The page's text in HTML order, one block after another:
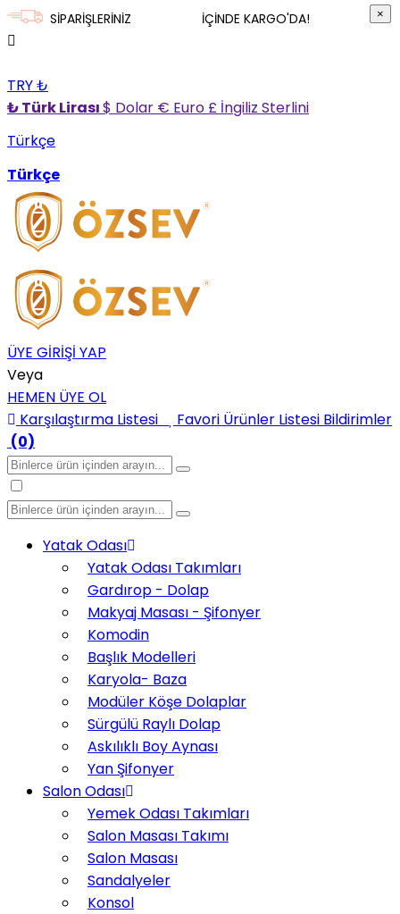
SİPARİŞLERİNİZ İÇİNDE KARGO'DA!
TRY ₺
₺ Türk Lirası$ Dolar € Euro £ İngiliz Sterlini
Türkçe
Türkçe
ÜYE GİRİŞİ YAP
Veya
HEMEN ÜYE OL
Karşılaştırma Listesi
Favori Ürünler Listesi Bildirimler
(0)
Yatak Odası
Yatak Odası Takımları
Gardırop - Dolap
Makyaj Masası - Şifonyer
Komodin
Başlık Modelleri
Karyola- Baza
Modüler Köşe Dolaplar
Sürgülü Raylı Dolap
Askılıklı Boy Aynası
Yan Şifonyer
Salon Odası
Yemek Odası Takımları
Salon Masası Takımı
Salon Masası
Sandalyeler
Konsol
×
×